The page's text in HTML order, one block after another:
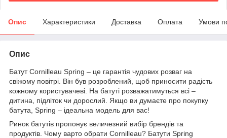
Опис Характеристики Доставка Оплата Умови
Опис
Батут Cornilleau Spring – це гарантія чудових розваг на
свіжому повітрі. Він був розроблений, щоб приносити радість
кожному користувачеві. На батуті розважатимуться всі –
дитина, підліток чи дорослий. Якщо ви думаєте про покупку
батута, Spring – ідеальна модель для вас!
Ринок батутів пропонує величезний вибір брендів та
продуктів. Чому варто обрати Cornilleau? Батути Spring